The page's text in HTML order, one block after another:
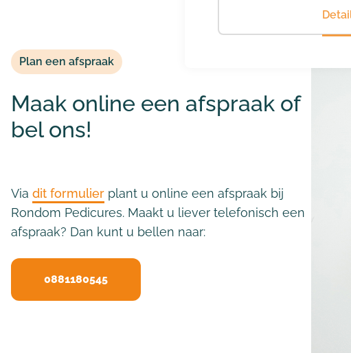
Plan een afspraak
Maak online een afspraak of
bel ons!
Via dit formulier plant u online een afspraak bij
Rondom Pedicures. Maakt u liever telefonisch een
afspraak? Dan kunt u bellen naar:
0881180545